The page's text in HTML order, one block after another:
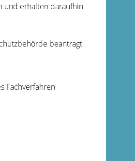
und erhalten daraufhin
beantragt
Fachverfahren